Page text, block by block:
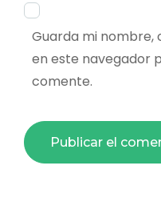
Guarda mi
en este navegador
comente.